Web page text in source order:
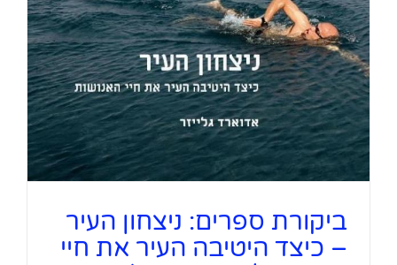
ביקורת ספרים: ניצחון העיר
– כיצד היטיבה העיר את חיי